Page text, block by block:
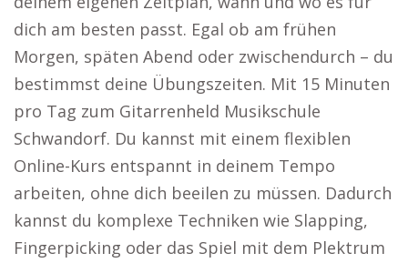
dich am besten passt. Egal ob am frühen
Morgen, späten Abend oder zwischendurch – du
bestimmst deine Übungszeiten. Mit 15 Minuten
pro Tag zum Gitarrenheld Musikschule
Schwandorf. Du kannst mit einem flexiblen
Online-Kurs entspannt in deinem Tempo
arbeiten, ohne dich beeilen zu müssen. Dadurch
kannst du komplexe Techniken wie Slapping,
Fingerpicking oder das Spiel mit dem Plektrum